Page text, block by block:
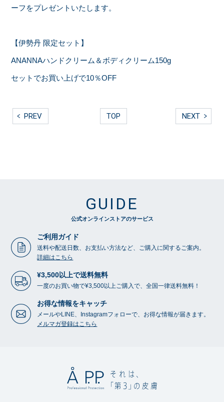
ーフをプレゼントいたします。
【伊勢丹 限定セット】
ANANNAハンドクリーム＆ボディクリーム150g
セットでお買い上げで10％OFF
PREV TOP NEXT
GUIDE
公式オンラインストアのサービス
ご利用ガイド
送料や配送日数、お支払い方法など、ご購入に関するご案内。
詳細はこちら
¥3,500以上で送料無料
一度のお買い物で¥3,500以上ご購入で、全国一律送料無料！
お得な情報をキャッチ
メールやLINE、Instagramフォローで、お得な情報が届きます。
メルマガ登録はこちら